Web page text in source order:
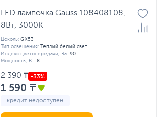
LED лампочка Gauss 108408108,
8Вт, 3000K
Цоколь: GX53
Тип освещения: Теплый белый свет
Индекс цветопередачи, Ra: 90
Мощность, Вт: 8
2 390 ₸
1 590 ₸
кредит недоступен